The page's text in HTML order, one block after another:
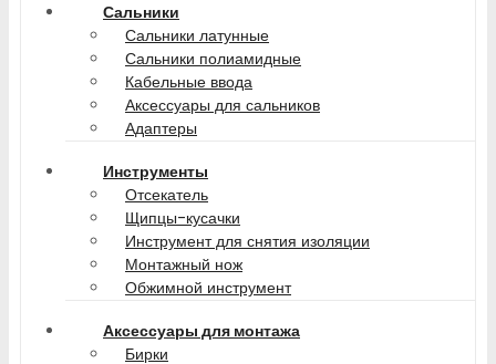
Сальники
Сальники латунные
Сальники полиамидные
Кабельные ввода
Аксессуары для сальников
Адаптеры
Инструменты
Отсекатель
Щипцы-кусачки
Инструмент для снятия изоляции
Монтажный нож
Обжимной инструмент
Аксессуары для монтажа
Бирки